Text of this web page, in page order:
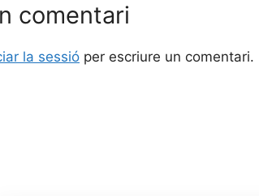
comentari
la sessió per escriure un comentari.